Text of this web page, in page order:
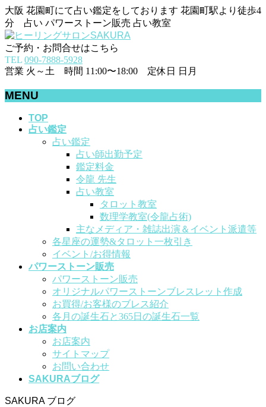
大阪 花園町にて占い鑑定をしております 花園町駅より徒歩4
分 占い パワーストーン販売 占い教室
ご予約・お問合せはこちら
TEL 090-7888-5928
営業 火～土 時間 11:00〜18:00 定休日 日月
MENU
TOP
占い鑑定
占い鑑定
占い師出勤予定
鑑定料金
令龍 先生
占い教室
タロット教室
数理学教室(令龍占術)
主なメディア・雑誌出演＆イベント派遣等
各星座の運勢&タロット一枚引き
イベント/お得情報
パワーストーン販売
パワーストーン販売
オリジナルパワーストーンブレスレット作成
お買得/お客様のブレス紹介
各月の誕生石と365日の誕生石一覧
お店案内
お店案内
サイトマップ
お問い合わせ
SAKURAブログ
SAKURA ブログ